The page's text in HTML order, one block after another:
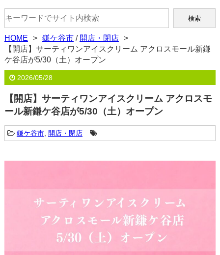
HOME 鎌ケ谷市/ 開店・閉店
【開店】サーティワンアイスクリーム アクロスモール新鎌
ケ谷店が5/30（土）オープン
2026/05/28
【開店】サーティワンアイスクリーム アクロスモ
ール新鎌ケ谷店が5/30（土）オープン
鎌ケ谷市, 開店・閉店